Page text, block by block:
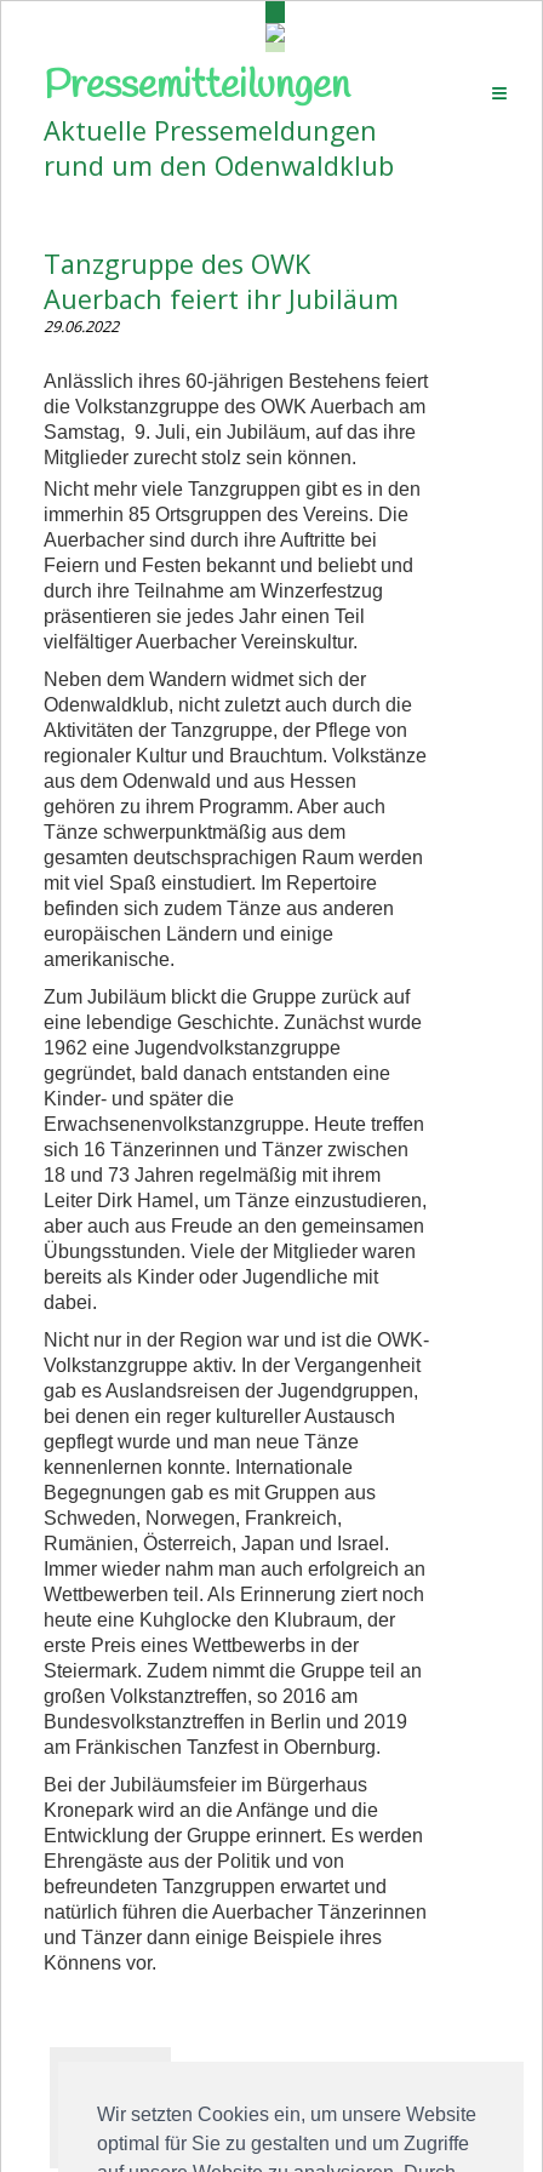
Wir setzten Cookies ein, um unsere Website
optimal für Sie zu gestalten und um Zugriffe
Startseite
Aktuelles
Pressemitteilungen
Wanderplan
Veranstaltungen
Bildergalerien
Vorstand
Kontakt
Beitrittserklärung
Pressemitteilungen
Aktuelle Pressemeldungen
rund um den Odenwaldklub
Tanzgruppe des OWK
Auerbach feiert ihr Jubiläum
29.06.2022
Anlässlich ihres 60-jährigen Bestehens feiert
die Volkstanzgruppe des OWK Auerbach am
Samstag, 9. Juli, ein Jubiläum, auf das ihre
Mitglieder zurecht stolz sein können.
Nicht mehr viele Tanzgruppen gibt es in den
immerhin 85 Ortsgruppen des Vereins. Die
Auerbacher sind durch ihre Auftritte bei
Feiern und Festen bekannt und beliebt und
durch ihre Teilnahme am Winzerfestzug
präsentieren sie jedes Jahr einen Teil
vielfältiger Auerbacher Vereinskultur.
Neben dem Wandern widmet sich der
Odenwaldklub, nicht zuletzt auch durch die
Aktivitäten der Tanzgruppe, der Pflege von
regionaler Kultur und Brauchtum. Volkstänze
aus dem Odenwald und aus Hessen
gehören zu ihrem Programm. Aber auch
Tänze schwerpunktmäßig aus dem
gesamten deutschsprachigen Raum werden
mit viel Spaß einstudiert. Im Repertoire
befinden sich zudem Tänze aus anderen
europäischen Ländern und einige
amerikanische.
Zum Jubiläum blickt die Gruppe zurück auf
eine lebendige Geschichte. Zunächst wurde
1962 eine Jugendvolkstanzgruppe
gegründet, bald danach entstanden eine
Kinder- und später die
Erwachsenenvolkstanzgruppe. Heute treffen
sich 16 Tänzerinnen und Tänzer zwischen
18 und 73 Jahren regelmäßig mit ihrem
Leiter Dirk Hamel, um Tänze einzustudieren,
aber auch aus Freude an den gemeinsamen
Übungsstunden. Viele der Mitglieder waren
bereits als Kinder oder Jugendliche mit
dabei.
Nicht nur in der Region war und ist die OWK-
Volkstanzgruppe aktiv. In der Vergangenheit
gab es Auslandsreisen der Jugendgruppen,
bei denen ein reger kultureller Austausch
gepflegt wurde und man neue Tänze
kennenlernen konnte. Internationale
Begegnungen gab es mit Gruppen aus
Schweden, Norwegen, Frankreich,
Rumänien, Österreich, Japan und Israel.
Immer wieder nahm man auch erfolgreich an
Wettbewerben teil. Als Erinnerung ziert noch
heute eine Kuhglocke den Klubraum, der
erste Preis eines Wettbewerbs in der
Steiermark. Zudem nimmt die Gruppe teil an
großen Volkstanztreffen, so 2016 am
Bundesvolkstanztreffen in Berlin und 2019
am Fränkischen Tanzfest in Obernburg.
Bei der Jubiläumsfeier im Bürgerhaus
Kronepark wird an die Anfänge und die
Entwicklung der Gruppe erinnert. Es werden
Ehrengäste aus der Politik und von
befreundeten Tanzgruppen erwartet und
natürlich führen die Auerbacher Tänzerinnen
und Tänzer dann einige Beispiele ihres
Könnens vor.